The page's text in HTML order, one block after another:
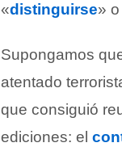
«distinguirse»
Supongamos
atentado
que consiguió
ediciones: el